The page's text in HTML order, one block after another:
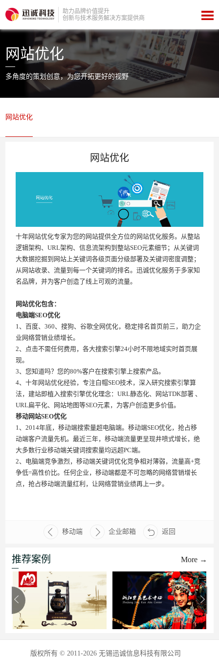
助力品牌价值提升
创新与技术服务解决方案提供商
网站优化
多角度的策划创意，为您开拓更好的视野
网站优化
网站优化
十年网站优化专家为您的网站提供全方位的网站优化服务。从整站
逻辑架构、URL架构、信息流架构到整站SEO元素细节；从关键词
大数据挖掘到网站上关键词各级页面分级部署及关键词密度调整；
从网站收录、流量到每一个关键词的排名。迅诚优化服务于多家知
名品牌，并为客户创造了线上可观的流量。
网站优化包含：
电脑端SEO优化
1、百度、360、搜狗、谷歌全网优化，稳定排名首页前三，助力企
业网络营销业绩增长。
2、点击不需任何费用，各大搜索引擎24小时不限地域实时首页展
现。
3、您知道吗？您的80%客户在搜索引擎上搜索产品。
4、十年网站优化经验，专注白帽SEO技术，深入研究搜索引擎算
法，建站即植入搜索引擎优化理念：URL静态化、网站TDK部署 、
URL扁平化、网站地图等SEO元素，为客户创造更多价值。
移动网站SEO优化
1、2014年底，移动端搜索量超电脑端。移动端SEO优化，抢占移
动端客户流量先机。最近三年，移动端流量更呈现井喷式增长，绝
大多数行业移动端关键词搜索量均远超PC端。
2、电脑端竞争激烈，移动端关键词优化竞争相对薄弱，流量高+竞
争低=高性价比。任何企业，移动端都是不可忽略的网络营销增长
点，抢占移动端流量红利，让网络营销业绩再上一步。
移动端 企业邮箱 返回
More →
推荐案例
版权所有 © 2011-2026 无锡迅诚信息科技有限公司